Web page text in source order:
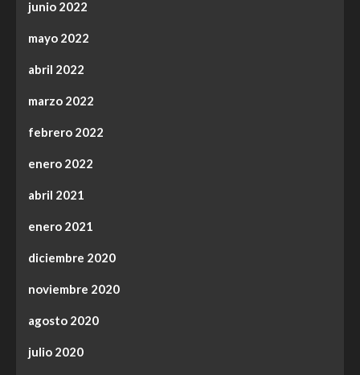
junio 2022
mayo 2022
abril 2022
marzo 2022
febrero 2022
enero 2022
abril 2021
enero 2021
diciembre 2020
noviembre 2020
agosto 2020
julio 2020